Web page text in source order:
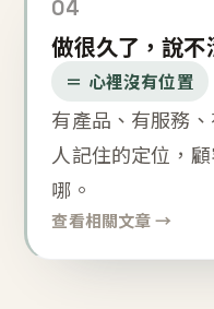
04
做很久了，說不
＝ 心裡沒有位置
有產品、有服務
人記住的定位，
哪。
查看相關文章 →